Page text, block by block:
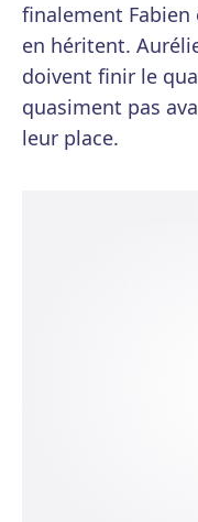
finalement
en héritent.
doivent finir le
quasiment pas
leur place.